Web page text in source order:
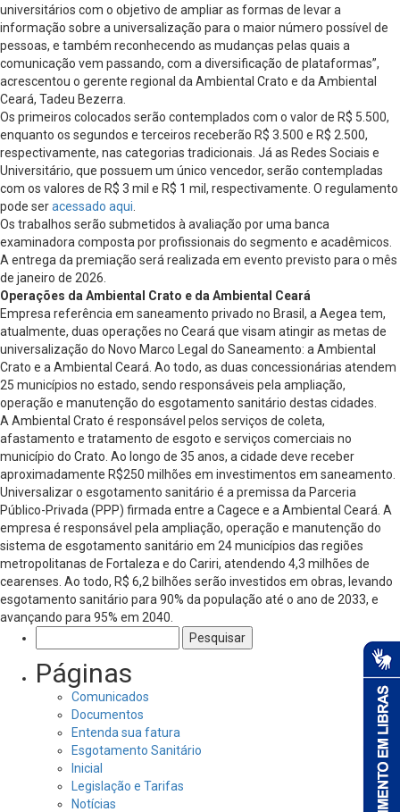
universitários com o objetivo de ampliar as formas de levar a
informação sobre a universalização para o maior número possível de
pessoas, e também reconhecendo as mudanças pelas quais a
comunicação vem passando, com a diversificação de plataformas”,
acrescentou o gerente regional da Ambiental Crato e da Ambiental
Ceará, Tadeu Bezerra.
Os primeiros colocados serão contemplados com o valor de R$ 5.500,
enquanto os segundos e terceiros receberão R$ 3.500 e R$ 2.500,
respectivamente, nas categorias tradicionais. Já as Redes Sociais e
Universitário, que possuem um único vencedor, serão contempladas
com os valores de R$ 3 mil e R$ 1 mil, respectivamente. O regulamento
pode seracessado aqui
Os trabalhos serão submetidos à avaliação por uma banca
examinadora composta por profissionais do segmento e acadêmicos.
A entrega da premiação será realizada em evento previsto para o mês
de janeiro de 2026.
Operações da Ambiental Crato e da Ambiental Ceará
Empresa referência em saneamento privado no Brasil, a Aegea tem,
atualmente, duas operações no Ceará que visam atingir as metas de
universalização do Novo Marco Legal do Saneamento: a Ambiental
Crato e a Ambiental Ceará. Ao todo, as duas concessionárias atendem
25 municípios no estado, sendo responsáveis pela ampliação,
operação e manutenção do esgotamento sanitário destas cidades.
A Ambiental Crato é responsável pelos serviços de coleta,
afastamento e tratamento de esgoto e serviços comerciais no
município do Crato. Ao longo de 35 anos, a cidade deve receber
aproximadamente R$250 milhões em investimentos em saneamento.
Universalizar o esgotamento sanitário é a premissa da Parceria
Público-Privada (PPP) firmada entre a Cagece e a Ambiental Ceará. A
empresa é responsável pela ampliação, operação e manutenção do
sistema de esgotamento sanitário em 24 municípios das regiões
metropolitanas de Fortaleza e do Cariri, atendendo 4,3 milhões de
cearenses. Ao todo, R$ 6,2 bilhões serão investidos em obras, levando
esgotamento sanitário para 90% da população até o ano de 2033, e
avançando para 95% em 2040.
por:
Páginas
Comunicados
Documentos
Entenda sua fatura
Esgotamento Sanitário
Inicial
Legislação e Tarifas
Notícias